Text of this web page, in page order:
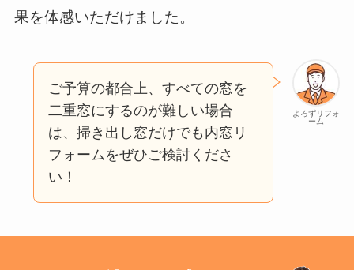
果を体感いただけました。
よろずリフォ
ーム
ご予算の都合上、すべての窓を
二重窓にするのが難しい場合
は、掃き出し窓だけでも内窓リ
フォームをぜひご検討くださ
い！